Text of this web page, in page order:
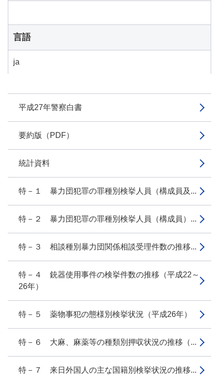
平成27年警察白書
要約版（PDF）
統計資料
特－１ 暴力団犯罪の罪種別検挙人員（構成員及...
特－２ 暴力団犯罪の罪種別検挙人員（構成員）...
特－３ 相談種別暴力団関係相談受理件数の推移...
特－４ 銃器使用事件の検挙件数の推移（平成22～
26年）
特－５ 薬物事犯の態様別検挙状況（平成26年）
特－６ 大麻、麻薬等の種類別押収状況の推移（...
特－７ 来日外国人の主な国籍別検挙状況の推移...
言語
ja